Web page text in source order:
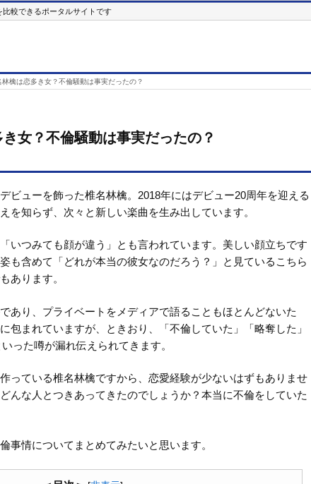
較できるポータルサイトです
林檎は恋多き女？不倫騒動は事実だったの？
女？不倫騒動は事実だったの？
ビューを飾った椎名林檎。2018年にはデビュー20周年を迎える
を知らず、次々と新しい楽曲を生み出しています。
いつみても顔が違う」とも言われています。美しい顔立ちです
も含めて「どれが本当の彼女なのだろう？」と見ているこちら
あります。
あり、プライベートをメディアで語ることもほとんどないた
包まれていますが、ときおり、「不倫していた」「略奪した」
った噂が漏れ伝えられてきます。
っている椎名林檎ですから、恋愛経験が少ないはずもありませ
んな人とつきあってきたのでしょうか？本当に不倫をしていた
事情についてまとめてみたいと思います。